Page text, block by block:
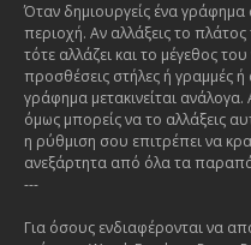
Όταν δημιουργείς ένα γράφημα
περιοχή. Αν αλλάξεις το
τότε αλλάζει και το μέγεθος
προσθέσεις στήλες ή γραμμές ή
γράφημα μετακινείται
όμως μπορείς να το αλλάξεις
η ρύθμιση σου επιτρέπει να
ανεξάρτητα από όλα τα
---
Για όσους ενδιαφέρονται να